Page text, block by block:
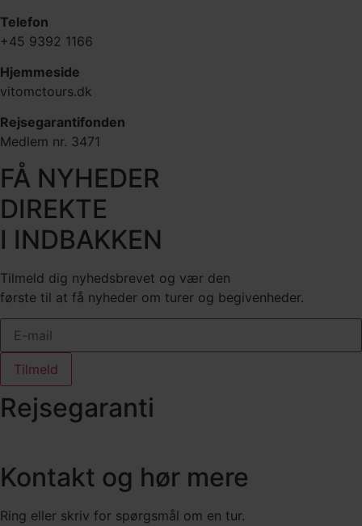
Telefon
+45 9392 1166
Hjemmeside
vitomctours.dk
Rejsegarantifonden
Medlem nr. 3471
FÅ NYHEDER
DIREKTE
I INDBAKKEN
Tilmeld dig nyhedsbrevet og vær den
første til at få nyheder om turer og begivenheder.
Tilmeld
Rejsegaranti
Kontakt og hør mere
Ring eller skriv for spørgsmål om en tur.